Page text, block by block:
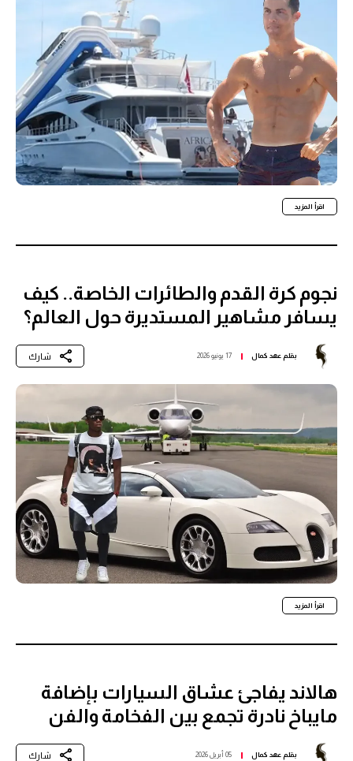
اقرأ المزيد
نجوم كرة القدم والطائرات الخاصة.. كيف
يسافر مشاهير المستديرة حول العالم؟
بقلمعهد كمال 17 يونيو 2026 شارك
اقرأ المزيد
هالاند يفاجئ عشاق السيارات بإضافة
مايباخ نادرة تجمع بين الفخامة والفن
بقلمعهد كمال 05 أبريل 2026 شارك